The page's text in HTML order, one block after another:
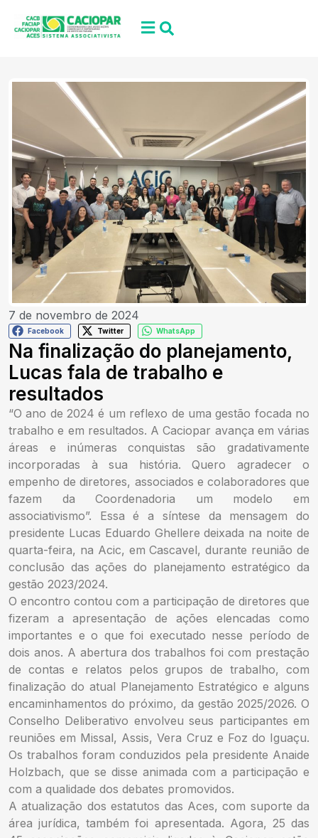
7 de novembro de 2024
Facebook Twitter WhatsApp
Na finalização do planejamento,
Lucas fala de trabalho e
resultados
“O ano de 2024 é um reflexo de uma gestão focada no
trabalho e em resultados. A Caciopar avança em várias
áreas e inúmeras conquistas são gradativamente
incorporadas à sua história. Quero agradecer o
empenho de diretores, associados e colaboradores que
fazem da Coordenadoria um modelo em
associativismo”. Essa é a síntese da mensagem do
presidente Lucas Eduardo Ghellere deixada na noite de
quarta-feira, na Acic, em Cascavel, durante reunião de
conclusão das ações do planejamento estratégico da
gestão 2023/2024.
O encontro contou com a participação de diretores que
fizeram a apresentação de ações elencadas como
importantes e o que foi executado nesse período de
dois anos. A abertura dos trabalhos foi com prestação
de contas e relatos pelos grupos de trabalho, com
finalização do atual Planejamento Estratégico e alguns
encaminhamentos do próximo, da gestão 2025/2026. O
Conselho Deliberativo envolveu seus participantes em
reuniões em Missal, Assis, Vera Cruz e Foz do Iguaçu.
Os trabalhos foram conduzidos pela presidente Anaide
Holzbach, que se disse animada com a participação e
com a qualidade dos debates promovidos.
A atualização dos estatutos das Aces, com suporte da
área jurídica, também foi apresentada. Agora, 25 das